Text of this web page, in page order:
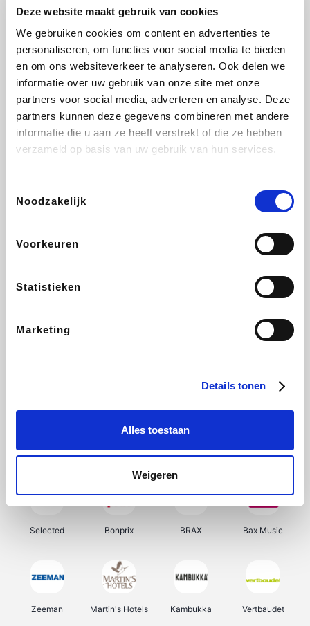
Deze website maakt gebruik van cookies
We gebruiken cookies om content en advertenties te
personaliseren, om functies voor social media te bieden
en om ons websiteverkeer te analyseren. Ook delen we
informatie over uw gebruik van onze site met onze
partners voor social media, adverteren en analyse. Deze
partners kunnen deze gegevens combineren met andere
informatie die u aan ze heeft verstrekt of die ze hebben
verzameld op basis van uw gebruik van hun services.
Noodzakelijk
Voorkeuren
Statistieken
Marketing
Details tonen
Alles toestaan
Weigeren
Weekendesk Sarenza Schiesser Interhome
Lufthansa
CheapTickets.be DeubaXXL
Samsung Delonghi Tennis Point My Jewellery
Selected Bonprix BRAX Bax Music
Zeeman Martin's Hotels Kambukka Vertbaudet